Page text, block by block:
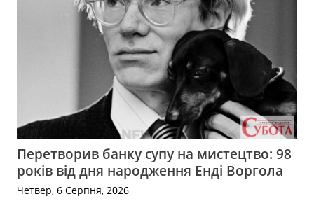
Перетворив банку супу на мистецтво: 98
років від дня народження Енді Воргола
Четвер, 6 Серпня, 2026